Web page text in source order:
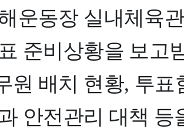
운동장 실내체육
준비상황을 보고
원 배치 현황, 투표
안전관리 대책 등